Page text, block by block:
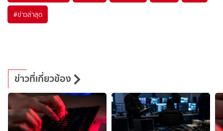
#ข่าวล่าสุด
ข่าวที่เกี่ยวข้อง